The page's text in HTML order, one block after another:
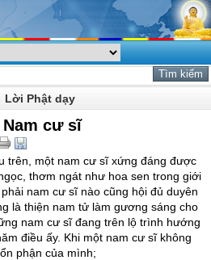
Lời Phật dạy
cư sĩ
trên, một nam cư sĩ xứng đáng được
thơm ngát như hoa sen trong giới
nam cư sĩ nào cũng hội đủ duyên
là thiện nam tử làm gương sáng cho
nam cư sĩ đang trên lộ trình hướng
điều ấy. Khi một nam cư sĩ không
phận của mình;